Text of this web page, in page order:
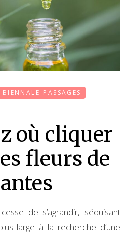
BIENNALE-PASSAGES
où cliquer
fleurs de
de s’agrandir, séduisant
large à la recherche d’une